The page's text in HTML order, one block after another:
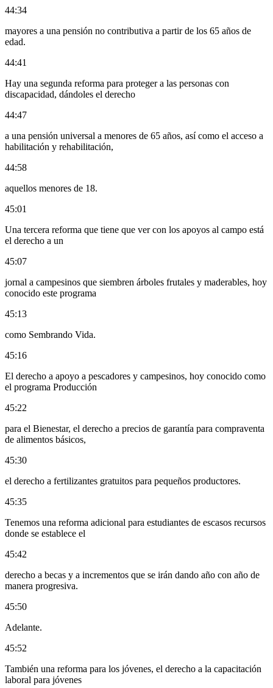
44:34
mayores a una pensión no contributiva a partir de los 65 años de
edad.
44:41
Hay una segunda reforma para proteger a las personas con
discapacidad, dándoles el derecho
44:47
a una pensión universal a menores de 65 años, así como el acceso a
habilitación y rehabilitación,
44:58
aquellos menores de 18.
45:01
Una tercera reforma que tiene que ver con los apoyos al campo está
el derecho a un
45:07
jornal a campesinos que siembren árboles frutales y maderables, hoy
conocido este programa
45:13
como Sembrando Vida.
45:16
El derecho a apoyo a pescadores y campesinos, hoy conocido como
el programa Producción
45:22
para el Bienestar, el derecho a precios de garantía para compraventa
de alimentos básicos,
45:30
el derecho a fertilizantes gratuitos para pequeños productores.
45:35
Tenemos una reforma adicional para estudiantes de escasos recursos
donde se establece el
45:42
derecho a becas y a incrementos que se irán dando año con año de
manera progresiva.
45:50
Adelante.
45:52
También una reforma para los jóvenes, el derecho a la capacitación
laboral para jóvenes